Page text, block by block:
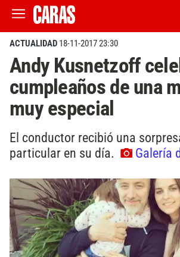
ACTUALIDAD 18-11-2017 23:30
Andy Kusnetzoff
cumpleaños de una
muy especial
El conductor recibió una
particular en su día.
Galería